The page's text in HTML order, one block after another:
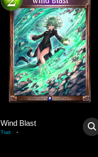
Wind Blast
Trait : -